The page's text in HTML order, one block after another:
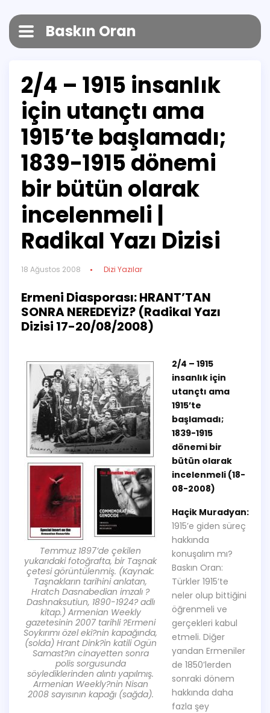
Baskın Oran
2/4 – 1915 insanlık
için utançtı ama
1915’te başlamadı;
1839-1915 dönemi
bir bütün olarak
incelenmeli |
Radikal Yazı Dizisi
18 Ağustos 2008 Dizi Yazılar
Ermeni Diasporası: HRANT’TAN
SONRA NEREDEYİZ? (Radikal Yazı
Dizisi 17-20/08/2008)
Temmuz 1897’de çekilen
yukarıdaki fotoğrafta, bir Taşnak
çetesi görüntülenmiş. (Kaynak:
Taşnakların tarihini anlatan,
Hratch Dasnabedian imzalı ?
Dashnaksutiun, 1890-1924? adlı
kitap.) Armenian Weekly
gazetesinin 2007 tarihli ?Ermeni
Soykırımı özel eki?nin kapağında,
(solda) Hrant Dink?in katili Ogün
Samast?ın cinayetten sonra
polis sorgusunda
söylediklerinden alıntı yapılmış.
Armenian Weekly?nin Nisan
2008 sayısının kapağı (sağda).
2/4 – 1915
insanlık için
utançtı ama
1915’te
başlamadı;
1839-1915
dönemi bir
bütün olarak
incelenmeli (18-
08-2008)
Haçik Muradyan:
1915’e giden süreç
hakkında
konuşalım mı?
Baskın Oran:
Türkler 1915’te
neler olup bittiğini
öğrenmeli ve
gerçekleri kabul
etmeli. Diğer
yandan Ermeniler
de 1850’lerden
sonraki dönem
hakkında daha
fazla şey